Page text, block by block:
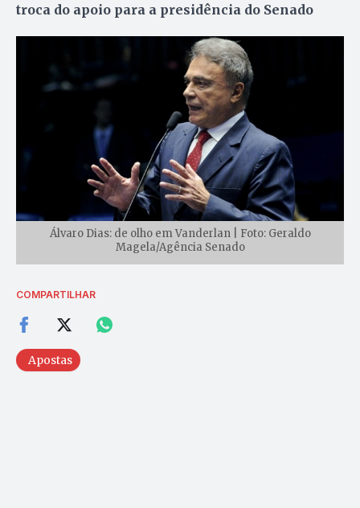
troca do apoio para a presidência do Senado
Álvaro Dias: de olho em Vanderlan | Foto: Geraldo
Magela/Agência Senado
COMPARTILHAR
Apostas